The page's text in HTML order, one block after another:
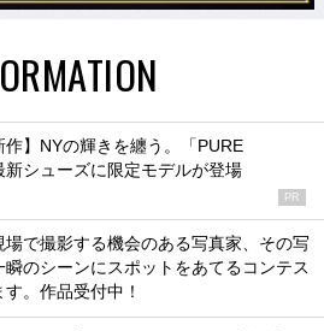
作】NYの輝きを纏う。「PURE
新シューズに限定モデルが登場
PR
場で撮影する機会のある写真家、その写
瞬のシーンにスポットをあてるコンテス
す。作品受付中！